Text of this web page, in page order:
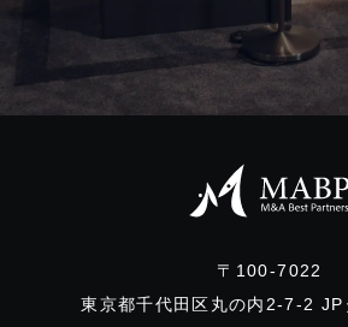
〒100-7022
東京都千代田区丸の内2-7-2 JP